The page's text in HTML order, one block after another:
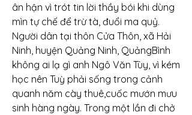
ân hận vì trót tin lời thầy bói khi dùng
mìn tự chế để trừ tà, đuổi ma quỷ.
Người dân tại thôn Cửa Thôn, xã Hải
Ninh, huyện Quảng Ninh, QuảngBình
không ai lạ gì anh Ngô Văn Tùy, vì kém
học nên Tuỳ phải sống trong cảnh
quanh năm cày thuê,cuốc mướn mưu
sinh hàng ngày. Trong một lần đi chở